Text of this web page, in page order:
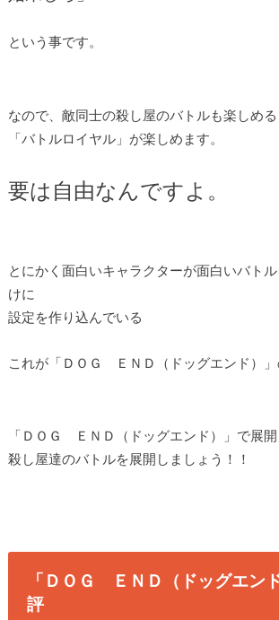
という事です。
なので、敵同士の殺し屋のバトルも楽しめる
「バトルロイヤル」が楽しめます。
要は自由なんですよ。
とにかく面白いキャラクターが面白いバト
けに
設定を作り込んでいる
これが「ＤＯＧ ＥＮＤ（ドッグエンド）」
「ＤＯＧ ＥＮＤ（ドッグエンド）」で展開
殺し屋達のバトルを展開しましょう！！
「ＤＯＧ ＥＮＤ（ドッグエン
評